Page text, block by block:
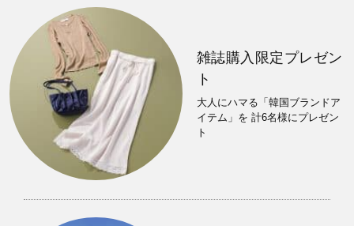
雑誌購入限定プレゼン
ト
大人にハマる「韓国ブランドア
イテム」を 計6名様にプレゼン
ト